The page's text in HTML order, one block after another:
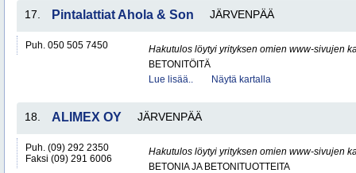
17. Pintalattiat Ahola & Son JÄRVENPÄÄ
Puh. 050 505 7450
Hakutulos löytyi yrityksen omien www-sivujen
BETONITÖITÄ
Lue lisää..
Näytä kartalla
18. ALIMEX OY JÄRVENPÄÄ
Puh. (09) 292 2350
Faksi (09) 291 6006
Hakutulos löytyi yrityksen omien www-sivujen
BETONIA JA BETONITUOTTEITA